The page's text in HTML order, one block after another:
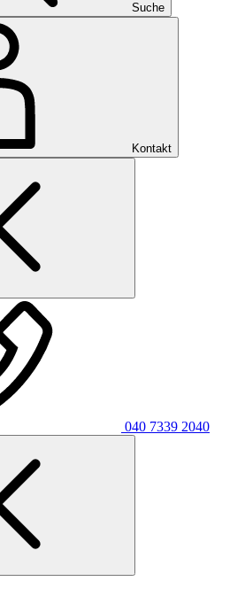
Suche
Kontakt
040 7339 2040